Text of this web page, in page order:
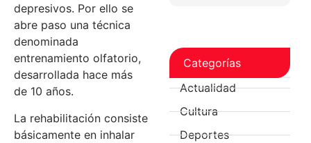
depresivos. Por ello se
abre paso una técnica
denominada
entrenamiento olfatorio,
desarrollada hace más
de 10 años.
La rehabilitación consiste
básicamente en inhalar
Categorías
Actualidad
Cultura
Deportes